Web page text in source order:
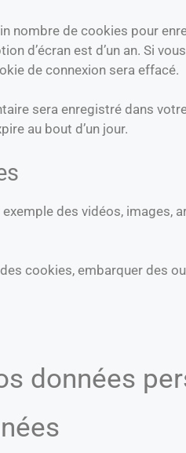
nombre de cookies pour
d’écran est d’un an. Si
de connexion sera effacé.
sera enregistré dans
au bout d’un jour.
des vidéos,
cookies, embarquer des
données